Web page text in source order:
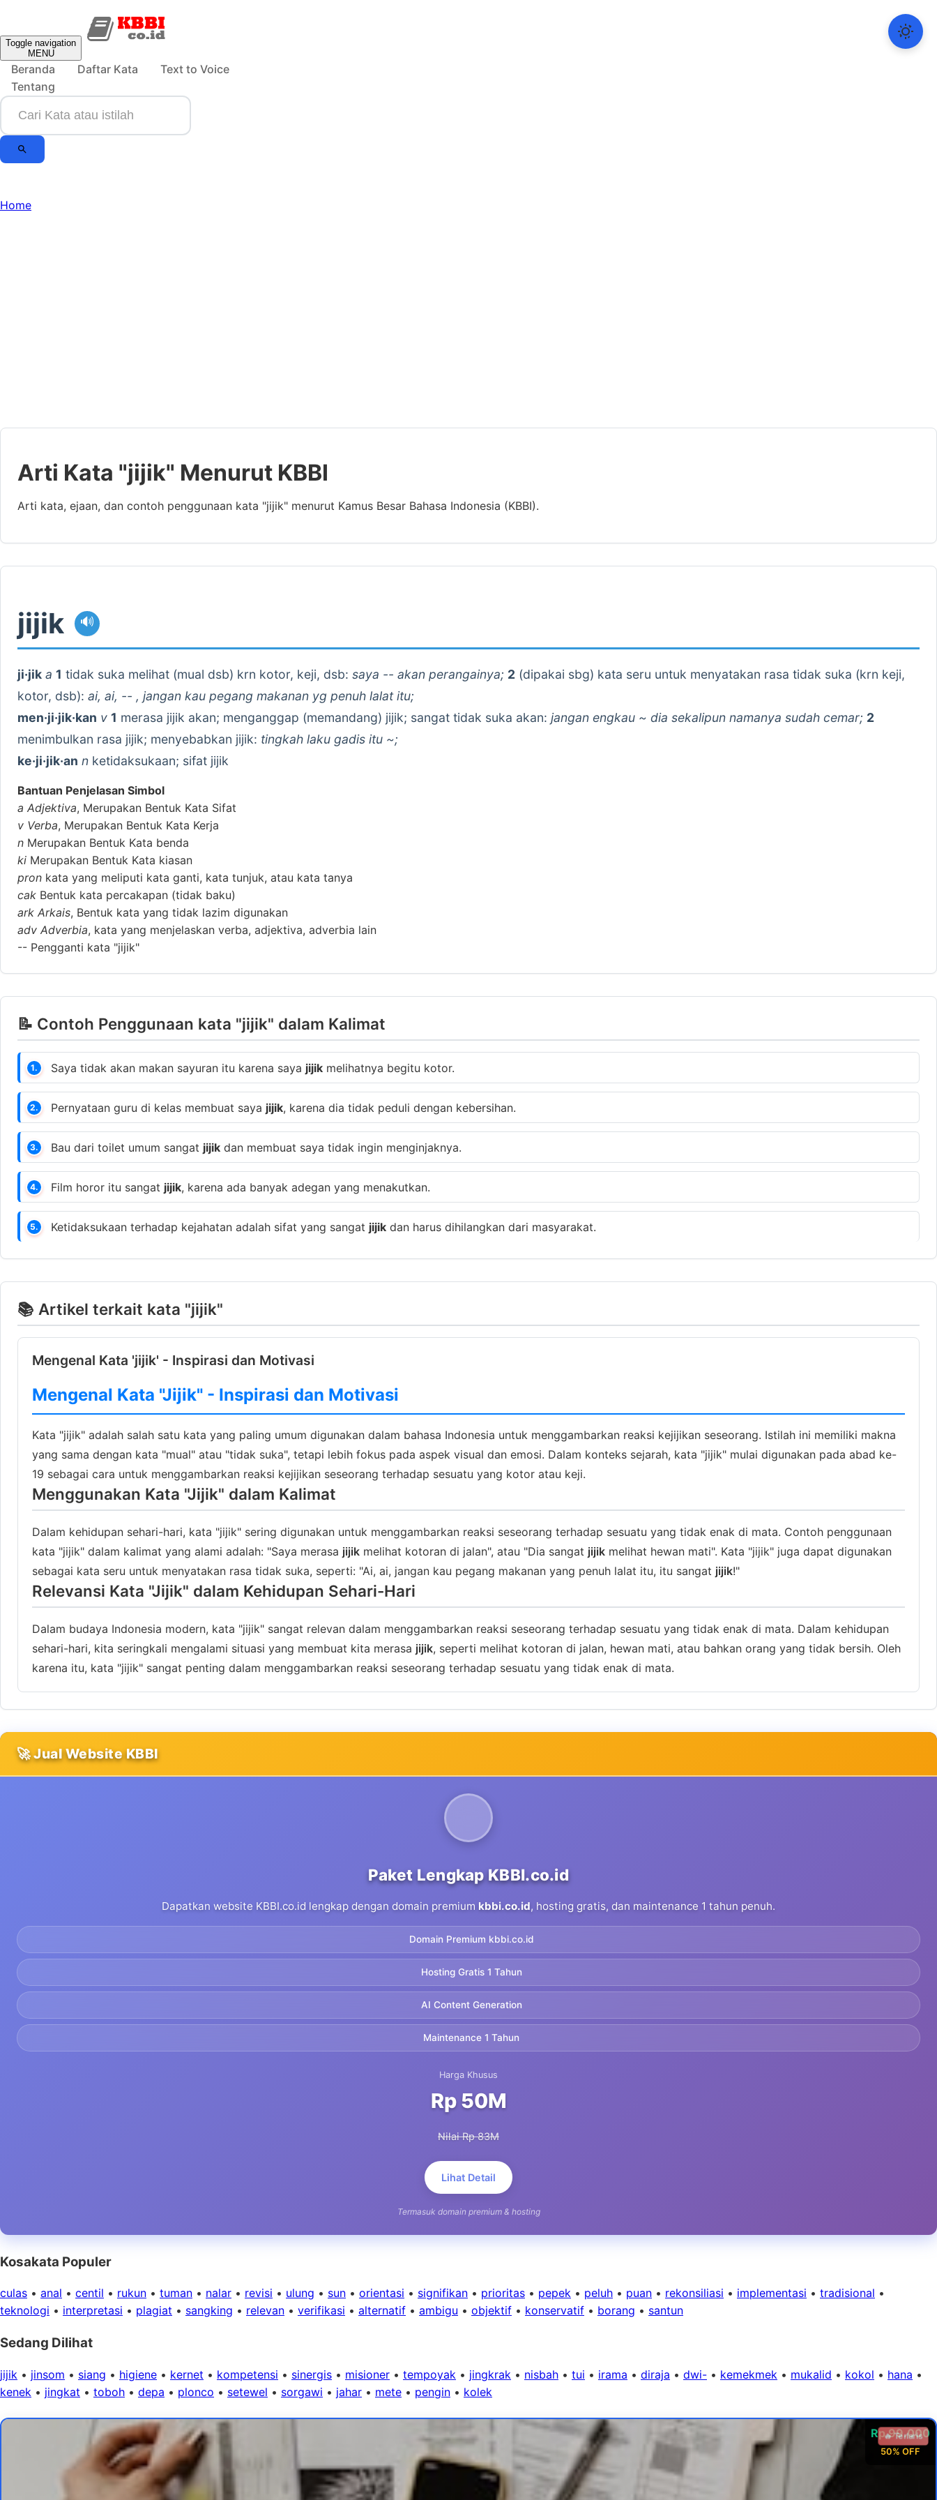
Toggle navigation
MENU
Beranda Daftar Kata
Text to Voice
Tentang
Home
Arti Kata "jijik" Menurut KBBI
Arti kata, ejaan, dan contoh penggunaan kata "jijik" menurut Kamus Besar Bahasa Indonesia (KBBI).
jijik 🔊
ji·jik a 1 tidak suka melihat (mual dsb) krn kotor, keji, dsb: saya -- akan perangainya; 2 (dipakai sbg) kata seru untuk menyatakan rasa tidak suka (krn keji,
kotor, dsb): ai, ai, -- , jangan kau pegang makanan yg penuh lalat itu;
men·ji·jik·kan v 1 merasa jijik akan; menganggap (memandang) jijik; sangat tidak suka akan: jangan engkau ~ dia sekalipun namanya sudah cemar; 2
menimbulkan rasa jijik; menyebabkan jijik: tingkah laku gadis itu ~;
ke·ji·jik·an n ketidaksukaan; sifat jijik
Bantuan Penjelasan Simbol
a Adjektiva, Merupakan Bentuk Kata Sifat
v Verba, Merupakan Bentuk Kata Kerja
n Merupakan Bentuk Kata benda
ki Merupakan Bentuk Kata kiasan
pron kata yang meliputi kata ganti, kata tunjuk, atau kata tanya
cak Bentuk kata percakapan (tidak baku)
ark Arkais, Bentuk kata yang tidak lazim digunakan
adv Adverbia, kata yang menjelaskan verba, adjektiva, adverbia lain
-- Pengganti kata "jijik"
📝 Contoh Penggunaan kata "jijik" dalam Kalimat
1. Saya tidak akan makan sayuran itu karena saya jijik melihatnya begitu kotor.
2. Pernyataan guru di kelas membuat saya jijik, karena dia tidak peduli dengan kebersihan.
3. Bau dari toilet umum sangat jijik dan membuat saya tidak ingin menginjaknya.
4. Film horor itu sangat jijik, karena ada banyak adegan yang menakutkan.
5. Ketidaksukaan terhadap kejahatan adalah sifat yang sangat jijik dan harus dihilangkan dari masyarakat.
📚 Artikel terkait kata "jijik"
Mengenal Kata 'jijik' - Inspirasi dan Motivasi
Mengenal Kata "Jijik" - Inspirasi dan Motivasi
Kata "jijik" adalah salah satu kata yang paling umum digunakan dalam bahasa Indonesia untuk menggambarkan reaksi kejijikan seseorang. Istilah ini memiliki makna
yang sama dengan kata "mual" atau "tidak suka", tetapi lebih fokus pada aspek visual dan emosi. Dalam konteks sejarah, kata "jijik" mulai digunakan pada abad ke-
19 sebagai cara untuk menggambarkan reaksi kejijikan seseorang terhadap sesuatu yang kotor atau keji.
Menggunakan Kata "Jijik" dalam Kalimat
Dalam kehidupan sehari-hari, kata "jijik" sering digunakan untuk menggambarkan reaksi seseorang terhadap sesuatu yang tidak enak di mata. Contoh penggunaan
kata "jijik" dalam kalimat yang alami adalah: "Saya merasa jijik melihat kotoran di jalan", atau "Dia sangat jijik melihat hewan mati". Kata "jijik" juga dapat digunakan
sebagai kata seru untuk menyatakan rasa tidak suka, seperti: "Ai, ai, jangan kau pegang makanan yang penuh lalat itu, itu sangat jijik!"
Relevansi Kata "Jijik" dalam Kehidupan Sehari-Hari
Dalam budaya Indonesia modern, kata "jijik" sangat relevan dalam menggambarkan reaksi seseorang terhadap sesuatu yang tidak enak di mata. Dalam kehidupan
sehari-hari, kita seringkali mengalami situasi yang membuat kita merasa jijik, seperti melihat kotoran di jalan, hewan mati, atau bahkan orang yang tidak bersih. Oleh
karena itu, kata "jijik" sangat penting dalam menggambarkan reaksi seseorang terhadap sesuatu yang tidak enak di mata.
🚀 Jual Website KBBI
Paket Lengkap KBBI.co.id
Dapatkan website KBBI.co.id lengkap dengan domain premium kbbi.co.id, hosting gratis, dan maintenance 1 tahun penuh.
Domain Premium kbbi.co.id
Hosting Gratis 1 Tahun
AI Content Generation
Maintenance 1 Tahun
Harga Khusus
Rp 50M
Nilai Rp 83M
Lihat Detail
Termasuk domain premium & hosting
Kosakata Populer
culas • anal • centil • rukun • tuman • nalar • revisi • ulung • sun • orientasi • signifikan • prioritas • pepek • peluh • puan • rekonsiliasi • implementasi • tradisional •
teknologi • interpretasi • plagiat • sangking • relevan • verifikasi • alternatif • ambigu • objektif • konservatif • borang • santun
Sedang Dilihat
jijik • jinsom • siang • higiene • kernet • kompetensi • sinergis • misioner • tempoyak • jingkrak • nisbah • tui • irama • diraja • dwi- • kemekmek • mukalid • kokol • hana •
kenek • jingkat • toboh • depa • plonco • setewel • sorgawi • jahar • mete • pengin • kolek
Rp 99.000
50% OFF
🔥 Terlaris